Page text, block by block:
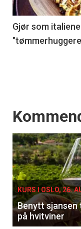
Gjør som
Events
KURS I OSLO, 26.
Benytt
på hvitviner